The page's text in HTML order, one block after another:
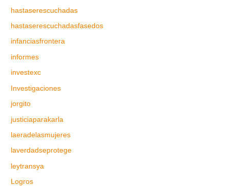
hastaserescuchadas
hastaserescuchadasfasedos
infanciasfrontera
informes
investexc
Investigaciones
jorgito
justiciaparakarla
laeradelasmujeres
laverdadseprotege
leytransya
Logros